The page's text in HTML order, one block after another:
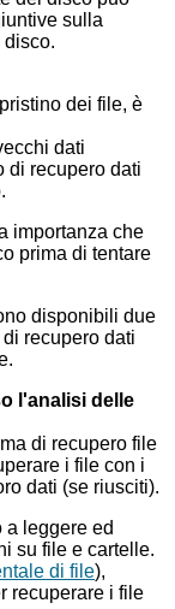
sulla
disco.
dei file, è
dati
di recupero dati
importanza che
prima di tentare
disponibili due
recupero dati
l'analisi delle
di recupero file
i file con i
dati (se riusciti).
a leggere ed
su file e cartelle.
di file),
recuperare i file